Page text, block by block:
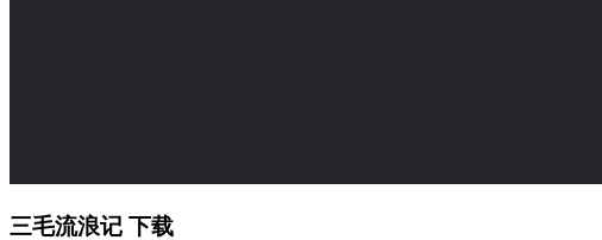
三毛流浪记 下载